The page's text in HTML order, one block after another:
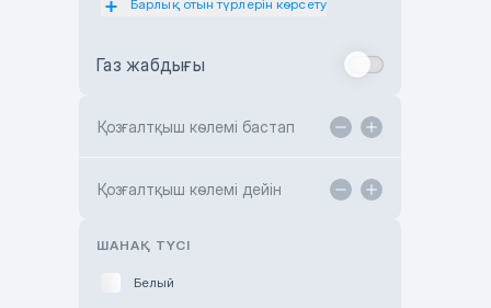
Toyota Astana
TANK Motors Karaganda
Барлық отын түрлерін көрсету
Газ жабдығы
Қозғалтқыш көлемі бастап
Қозғалтқыш көлемі дейін
ШАНАҚ ТҮСІ
Белый